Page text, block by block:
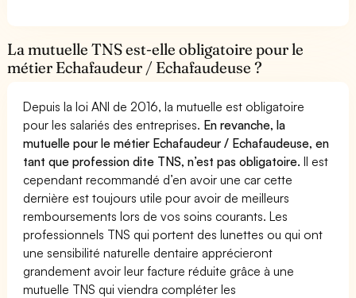
La mutuelle TNS est-elle obligatoire pour le
métier Echafaudeur / Echafaudeuse ?
Depuis la loi ANI de 2016, la mutuelle est obligatoire
pour les salariés des entreprises. En revanche, la
mutuelle pour le métier Echafaudeur / Echafaudeuse, en
tant que profession dite TNS, n’est pas obligatoire.Il est
cependant recommandé d’en avoir une car cette
dernière est toujours utile pour avoir de meilleurs
remboursements lors de vos soins courants. Les
professionnels TNS qui portent des lunettes ou qui ont
une sensibilité naturelle dentaire apprécieront
grandement avoir leur facture réduite grâce à une
mutuelle TNS qui viendra compléter les